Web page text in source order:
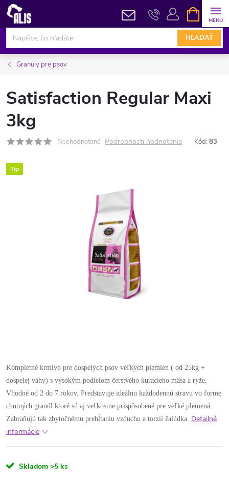
Prejsť
obsah
HĽADAŤ
KOŠÍK
Granuly pre psov
Satisfaction Regular Maxi
3kg
Neohodnotené Podrobnosti hodnotenia Kód: 83
Tip
Kompletné krmivo pre dospelých psov veľkých plemien ( od 25kg +
dospelej váhy) s vysokým podielom čerstvého kuracieho mäsa a ryže.
Vhodné od 2 do 7 rokov. Predstavuje ideálnu každodennú stravu vo forme
chutných granúl ktoré sú aj veľkostne prispôsobené pre veľké plemená.
Zabraňujú tak zbytočnému prehĺtaniu vzduchu a torzií žalúdka. Detailné
informácie
Skladom >5 ks